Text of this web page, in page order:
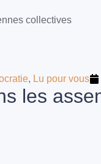
collectives
, Lu pour vous
les